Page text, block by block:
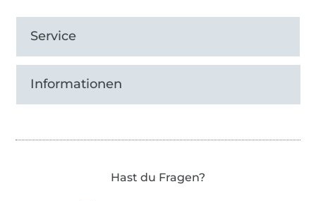
Service
Informationen
Hast du Fragen?